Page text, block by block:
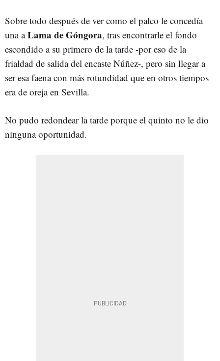
Sobre todo después de ver como el palco le concedía
una aLama de Góngora, tras encontrarle el fondo
escondido a su primero de la tarde -por eso de la
frialdad de salida del encaste Núñez-, pero sin llegar a
ser esa faena con más rotundidad que en otros tiempos
era de oreja en Sevilla.
No pudo redondear la tarde porque el quinto no le dio
ninguna oportunidad.